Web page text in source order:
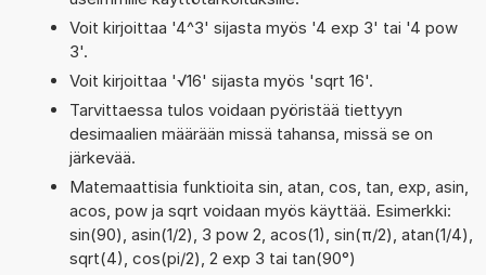
Voit kirjoittaa '4^3' sijasta myös '4 exp 3' tai '4 pow
3'.
Voit kirjoittaa '√16' sijasta myös 'sqrt 16'.
Tarvittaessa tulos voidaan pyöristää tiettyyn
desimaalien määrään missä tahansa, missä se on
järkevää.
Matemaattisia funktioita sin, atan, cos, tan, exp, asin,
acos, pow ja sqrt voidaan myös käyttää. Esimerkki:
sin(90), asin(1/2), 3 pow 2, acos(1), sin(π/2), atan(1/4),
sqrt(4), cos(pi/2), 2 exp 3 tai tan(90°)